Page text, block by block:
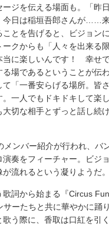
ージを伝える場面も。「昨
今日は稲垣吾郎さんが……
とを告げると、ビジョン
クからも「人々を出来る
当に楽しいんです！ 幸せ
場であるということが伝
「一番安らげる場所。皆
一人でもドキドキして楽
切な相手とずっと話し続
ンバー紹介が行われ、バ
奏をフィーチャー。ビジ
流れるという凝りようだ。
詞から始まる『Circus
サーたちと共に華やかに
う際に、香取は口紅を引